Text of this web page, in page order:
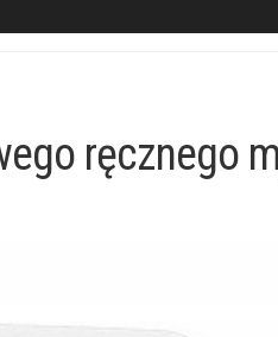
ręcznego